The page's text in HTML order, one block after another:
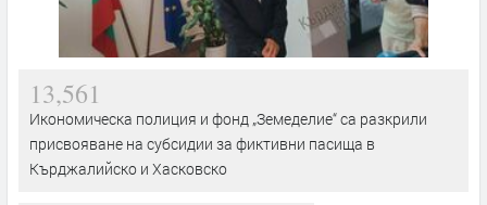
13,561
Икономическа полиция и фонд „Земеделие“ са разкрили
присвояване на субсидии за фиктивни пасища в
Кърджалийско и Хасковско